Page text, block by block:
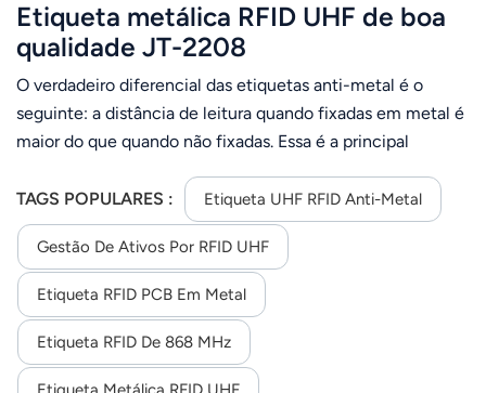
Etiqueta metálica RFID UHF de boa
qualidade JT-2208
O verdadeiro diferencial das etiquetas anti-metal é o
seguinte: a distância de leitura quando fixadas em metal é
maior do que quando não fixadas. Essa é a principal
reciclagem, proporcionando adsorção de metal com
função magnética; alta estabilidade, custo-benefício,
impressão personalizada e impressão de código de barras.É
amplamente utilizado na gestão de metais preciosos, por
exemplo, na gestão de ativos bancários, na gestão de
ativos de centros de dados e na gestão de ativos de TI.
TAGS POPULARES : Etiqueta UHF RFID Anti-Metal
Gestão De Ativos Por RFID UHF
Etiqueta RFID PCB Em Metal
Etiqueta RFID De 868 MHz